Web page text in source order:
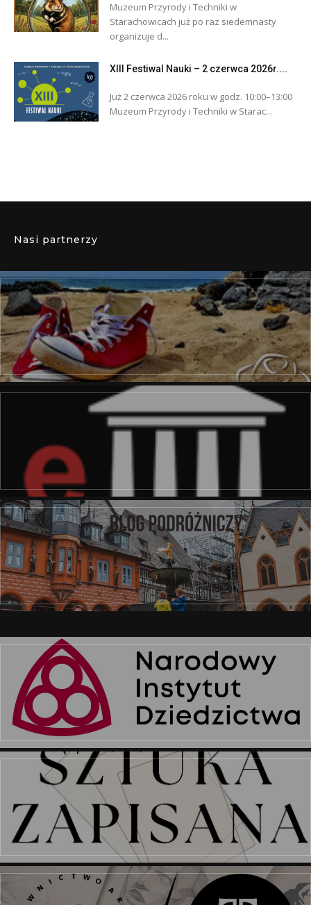
Muzeum Przyrody i Techniki w
Starachowicach już po raz siedemnasty
organizuje d...
XIII Festiwal Nauki – 2 czerwca 2026r....
Już 2 czerwca 2026 roku w godz. 10:00–13:00
Muzeum Przyrody i Techniki w Starac...
Nasi partnerzy